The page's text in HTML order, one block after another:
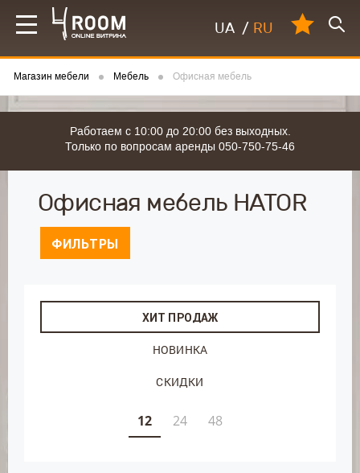
UA / RU
Магазин мебели Мебель Офисная мебель
Работаем с 10:00 до 20:00 без выходных.
Только по вопросам аренды 050-750-75-46
Офисная мебель HATOR
ФИЛЬТРЫ
ХИТ ПРОДАЖ
НОВИНКА
СКИДКИ
12 24 48